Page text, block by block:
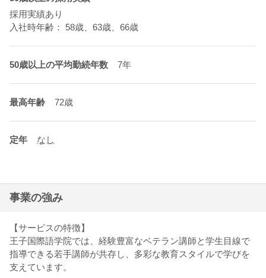
採用実績あり
入社時年齢： 58歳、63歳、66歳
50歳以上の平均勤続年数 7年
最高年齢 72歳
定年 なし
事業の強み
【サービスの特徴】
王子国際語学院では、経験豊富なベテラン講師と学生目線で
指導できる若手講師が共存し、多彩な教育スタイルで学びを
支えています。